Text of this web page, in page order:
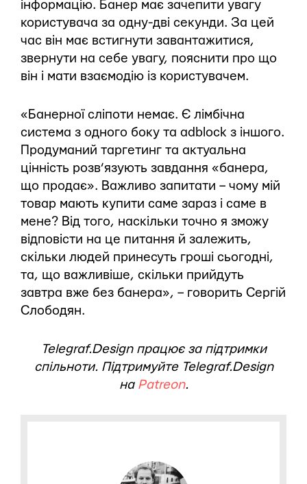
інформацію. Банер має зачепити увагу
користувача за одну-дві секунди. За цей
час він має встигнути завантажитися,
звернути на себе увагу, пояснити про що
він і мати взаємодію із користувачем.
«Банерної сліпоти немає. Є лімбічна
система з одного боку та adblock з іншого.
Продуманий таргетинг та актуальна
цінність розв’язують завдання «банера,
що продає». Важливо запитати – чому мій
товар мають купити саме зараз і саме в
мене? Від того, наскільки точно я зможу
відповісти на це питання й залежить,
скільки людей принесуть гроші сьогодні,
та, що важливіше, скільки прийдуть
завтра вже без банера», – говорить Сергій
Слободян.
Telegraf.Design працює за підтримки
спільноти. Підтримуйте Telegraf.Design
на Patreon.